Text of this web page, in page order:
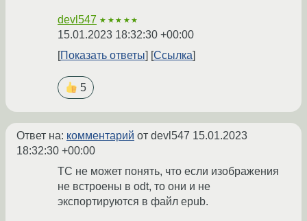
devl547 ★★★★★
15.01.2023 18:32:30 +00:00
Показать ответы
Ссылка
5
Ответ на: комментарий от devl547 15.01.2023
18:32:30 +00:00
ТС не может понять, что если изображения
не встроены в odt, то они и не
экспортируются в файл epub.